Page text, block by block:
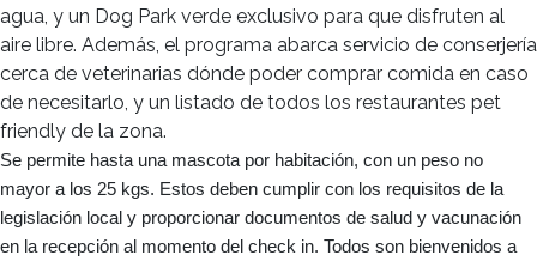
agua, y un Dog Park verde exclusivo para que disfruten al
aire libre. Además, el programa abarca servicio de conserjería
cerca de veterinarias dónde poder comprar comida en caso
de necesitarlo, y un listado de todos los restaurantes pet
friendly de la zona.
Se permite hasta una mascota por habitación, con un peso no
mayor a los 25 kgs. Estos deben cumplir con los requisitos de la
legislación local y proporcionar documentos de salud y vacunación
en la recepción al momento del check in. Todos son bienvenidos a